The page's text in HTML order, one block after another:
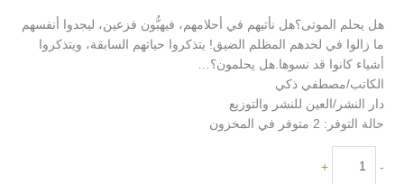
هل يحلم الموتى؟هل نأتيهم في أحلامهم، فيهبُّون فزعين، ليجدوا أنفسهم
ما زالوا في لحدهم المظلم الضيق! يتذكروا حياتهم السابقة، ويتذكروا
أشياء كانوا قد نسوها.هل يحلمون؟…
الكاتب/مصطفي ذكي
دار النشر/العين للنشر والتوزيع
حالة التوفر: 2 متوفر في المخزون
-
+